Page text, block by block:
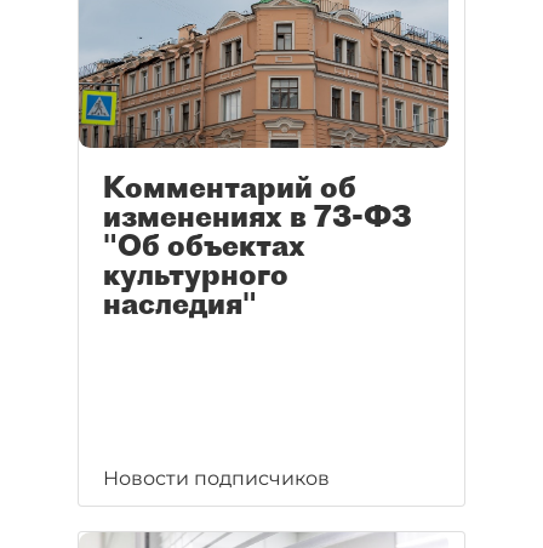
Комментарий об
изменениях в 73-ФЗ
"Об объектах
культурного
наследия"
Новости подписчиков